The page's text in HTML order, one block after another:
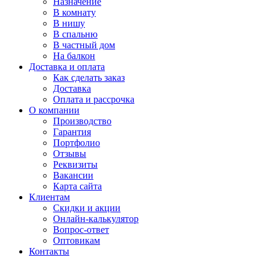
В комнату
В нишу
В спальню
В частный дом
На балкон
Доставка и оплата
Как сделать заказ
Доставка
Оплата и рассрочка
О компании
Производство
Гарантия
Портфолио
Отзывы
Реквизиты
Вакансии
Карта сайта
Клиентам
Скидки и акции
Онлайн-калькулятор
Вопрос-ответ
Оптовикам
Контакты